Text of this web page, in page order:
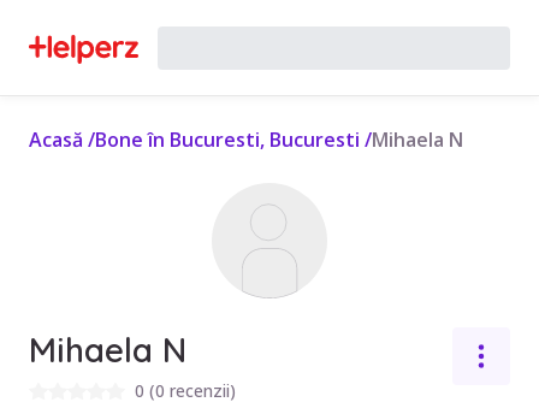
Acasă /Bone în Bucuresti, Bucuresti /Mihaela N
Mihaela N
0 (0 recenzii)